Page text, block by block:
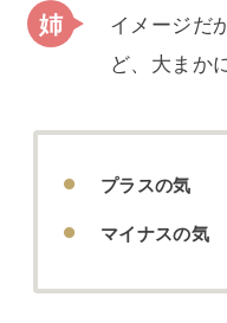
イメージだ
ど、大まか
プラスの気
マイナスの気